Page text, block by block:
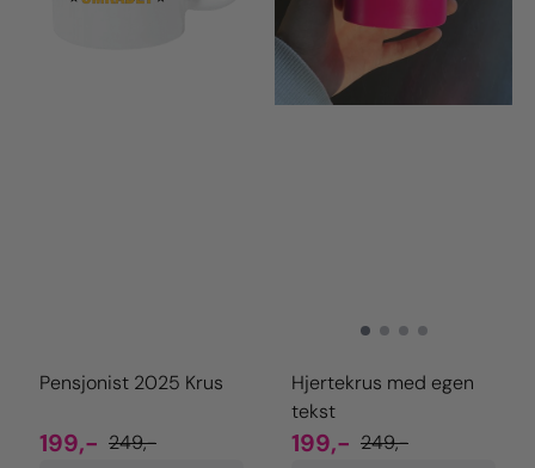
Pensjonist 2025 Krus
199,- 249,-
Hjertekrus med egen
tekst
199,- 249,-